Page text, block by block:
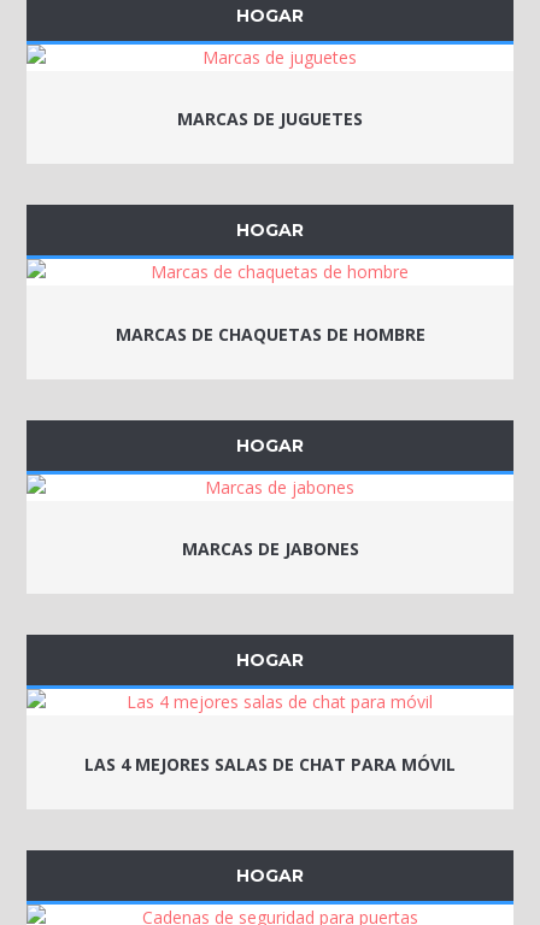
HOGAR
MARCAS DE JUGUETES
HOGAR
MARCAS DE CHAQUETAS DE HOMBRE
HOGAR
MARCAS DE JABONES
HOGAR
LAS 4 MEJORES SALAS DE CHAT PARA MÓVIL
HOGAR